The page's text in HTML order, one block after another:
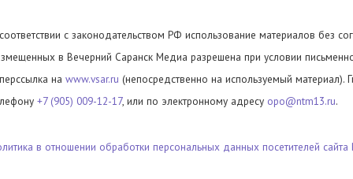
с законодательством РФ использование материалов без
в Вечерний Саранск Медиа разрешена при условии
на www.vsar.ru (непосредственно на используемый материал).
+7 (905) 009-12-17, или по электронному адресу opo@ntm13.ru.
в отношении обработки персональных данных посетителей